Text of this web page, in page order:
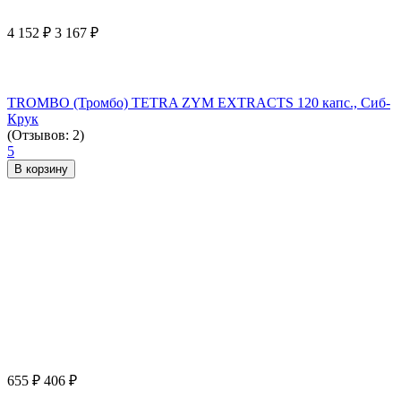
4 152 ₽ 3 167 ₽
TROMBO (Тромбо) TETRA ZYM EXTRACTS 120 капс., Сиб-
Крук
(Отзывов: 2)
5
В корзину
655 ₽ 406 ₽